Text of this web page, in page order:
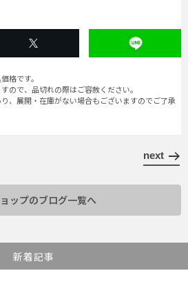
格です。
ので、品切れの際はご容赦ください。
、展開・在庫がない場合もございますのでご了承
next
ップのブログ一覧へ
新着記事